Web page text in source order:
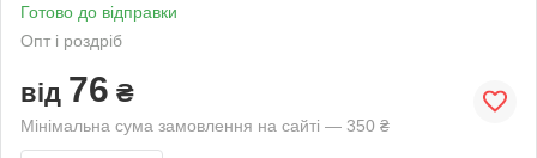
Готово до відправки
Опт і роздріб
від 76 ₴
Мінімальна сума замовлення на сайті — 350 ₴